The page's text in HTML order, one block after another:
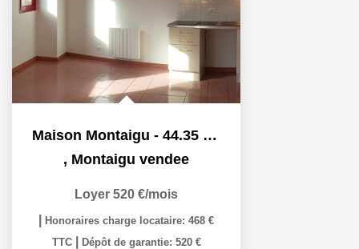
Maison Montaigu - 44.35 M2
, Montaigu vendee
Loyer 520 €/mois
Honoraires charge locataire: 468 €
TTC
Dépôt de garantie: 520 €